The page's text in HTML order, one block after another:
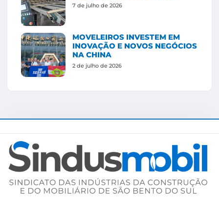
7 de julho de 2026
MOVELEIROS INVESTEM EM
INOVAÇÃO E NOVOS NEGÓCIOS
NA CHINA
2 de julho de 2026